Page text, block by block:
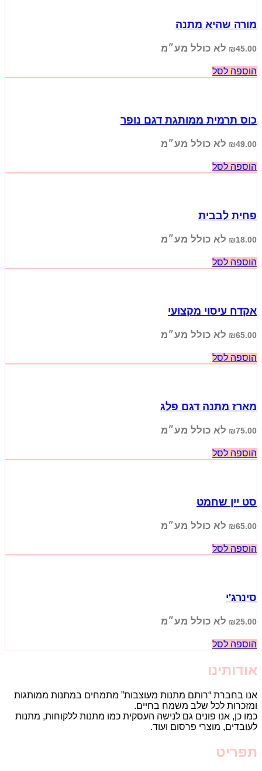
מורה שהיא מתנה
₪45.00 לא כולל מע״מ
הוספה לסל
כוס תרמית ממותגת דגם נופר
₪49.00 לא כולל מע״מ
הוספה לסל
פחית לבבית
₪18.00 לא כולל מע״מ
הוספה לסל
אקדח עיסוי מקצועי
₪65.00 לא כולל מע״מ
הוספה לסל
מארז מתנה דגם פלג
₪75.00 לא כולל מע״מ
הוספה לסל
סט יין שחמט
₪65.00 לא כולל מע״מ
הוספה לסל
סינרג'י
₪25.00 לא כולל מע״מ
הוספה לסל
אודותינו
אנו בחברת “רותם מתנות מעוצבות” מתמחים במתנות ממותגות
ומזכרות לכל שלב משמח בחיים.
כמו כן, אנו פונים גם לנישה העסקית כמו מתנות ללקוחות, מתנות
לעובדים, מוצרי פרסום ועוד.
תפריט